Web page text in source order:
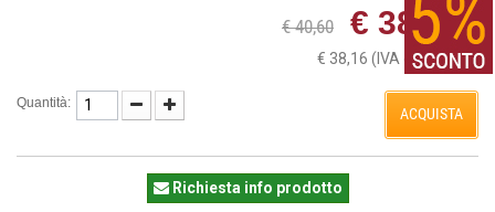
€ 38,16
€ 40,60
€ 38,16 (IVA esclusa)
Quantità:
ACQUISTA
Richiesta info prodotto